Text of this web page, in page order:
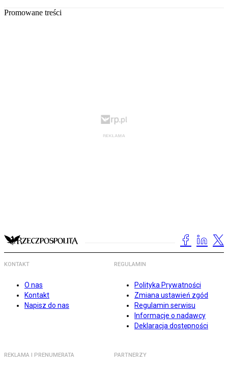
Promowane treści
KONTAKT
O nas
Kontakt
Napisz do nas
REGULAMIN
Polityka Prywatności
Zmiana ustawień zgód
Regulamin serwisu
Informacje o nadawcy
Deklaracja dostępności
REKLAMA I PRENUMERATA PARTNERZY